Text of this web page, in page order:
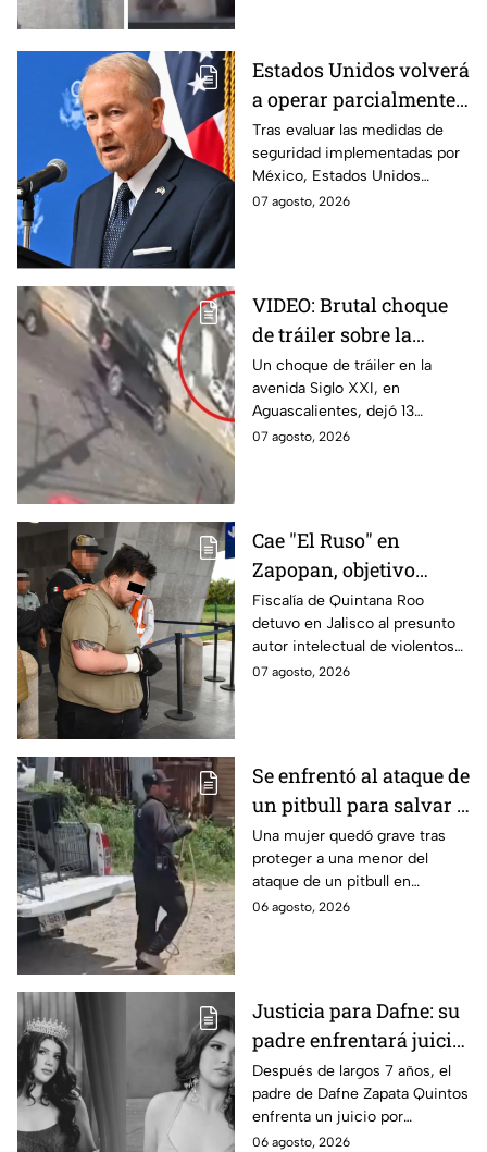
Estados Unidos volverá
a operar parcialmente
en Michoacán tras
suspensión por
motivos de seguridad
Tras evaluar las medidas de
seguridad implementadas por
México, Estados Unidos
reanudará parcialmente sus
07 agosto, 2026
VIDEO: Brutal choque
de tráiler sobre la
avenida Siglo XXI en
Aguascalientes deja
varios heridos y
destrozos
Un choque de tráiler en la
avenida Siglo XXI, en
Aguascalientes, dejó 13
heridos y varios vehículos
07 agosto, 2026
Cae "El Ruso" en
Zapopan, objetivo
prioritario en Playa del
Carmen
Fiscalía de Quintana Roo
detuvo en Jalisco al presunto
autor intelectual de violentos
ataques en fraccionamientos
07 agosto, 2026
Se enfrentó al ataque de
un pitbull para salvar a
una menor; hoy lucha
por su vida en Zapopan
Una mujer quedó grave tras
proteger a una menor del
ataque de un pitbull en
Zapopan; la víctima sufrió
06 agosto, 2026
Justicia para Dafne: su
padre enfrentará juicio
por presunto abuso
cometido en 2019 en
Tamaulipas
Después de largos 7 años, el
padre de Dafne Zapata Quintos
enfrenta un juicio por
presuntamente abusar de la
06 agosto, 2026